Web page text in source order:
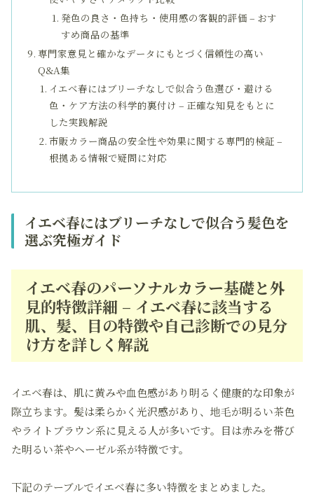
発色の良さ・色持ち・使用感の客観的評価 – おす
すめ商品の基準
専門家意見と確かなデータにもとづく信頼性の高い
Q&A集
イエベ春にはブリーチなしで似合う色選び・避ける
色・ケア方法の科学的裏付け – 正確な知見をもとに
した実践解説
市販カラー商品の安全性や効果に関する専門的検証 –
根拠ある情報で疑問に対応
イエベ春にはブリーチなしで似合う髪色を
選ぶ究極ガイド
イエベ春のパーソナルカラー基礎と外
見的特徴詳細 – イエベ春に該当する
肌、髪、目の特徴や自己診断での見分
け方を詳しく解説
イエベ春は、肌に黄みや血色感があり明るく健康的な印象が
際立ちます。髪は柔らかく光沢感があり、地毛が明るい茶色
やライトブラウン系に見える人が多いです。目は赤みを帯び
た明るい茶やヘーゼル系が特徴です。
下記のテーブルでイエベ春に多い特徴をまとめました。